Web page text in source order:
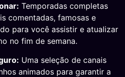
Temporadas completas
comentadas, famosas e
para você assistir e atualizar
no fim de semana.
Uma seleção de canais
animados para garantir a